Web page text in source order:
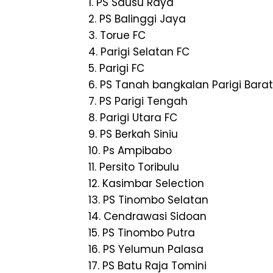
2. PS Balinggi Jaya
3. Torue FC
4. Parigi Selatan FC
5. Parigi FC
6. PS Tanah bangkalan Parigi Barat
7. PS Parigi Tengah
8. Parigi Utara FC
9. PS Berkah Siniu
10. Ps Ampibabo
11. Persito Toribulu
12. Kasimbar Selection
13. PS Tinombo Selatan
14. Cendrawasi Sidoan
15. PS Tinombo Putra
16. PS Yelumun Palasa
17. PS Batu Raja Tomini